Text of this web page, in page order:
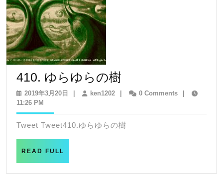
410. ゆらゆらの樹
ゆ
ゆ
2019年3月20日
2019
月
日
ken1202ken12020 Comments
11:26 PM
Tweet Tweet410.ゆらゆらの樹
READ FULL